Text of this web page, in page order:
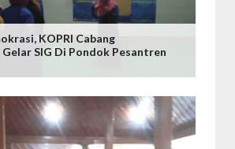
KOPRI Cabang
Gelar SIG Di Pondok Pesantren